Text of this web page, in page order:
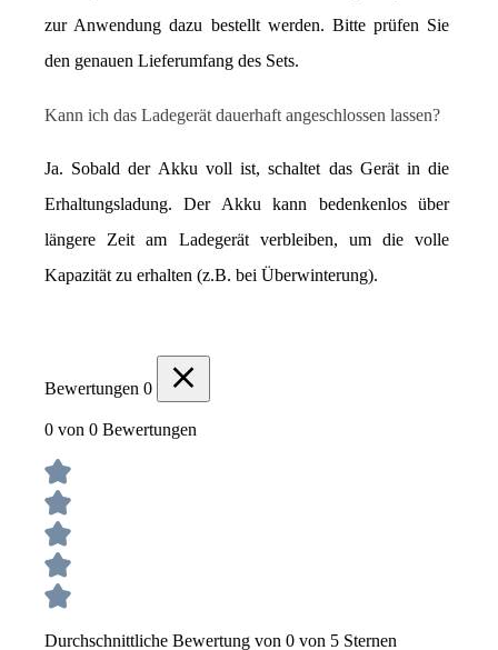
zur Anwendung dazu bestellt werden. Bitte prüfen Sie
den genauen Lieferumfang des Sets.
Kann ich das Ladegerät dauerhaft angeschlossen lassen?
Ja. Sobald der Akku voll ist, schaltet das Gerät in die
Erhaltungsladung. Der Akku kann bedenkenlos über
längere Zeit am Ladegerät verbleiben, um die volle
Kapazität zu erhalten (z.B. bei Überwinterung).
Bewertungen 0
0 von 0 Bewertungen
Durchschnittliche Bewertung von 0 von 5 Sternen